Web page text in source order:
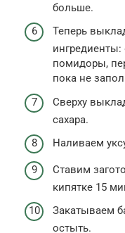
больше.
Теперь
помидоры,
пока не
Сверху
сахара.
Наливаем
Ставим
кипятке 15
Закатываем
остыть.